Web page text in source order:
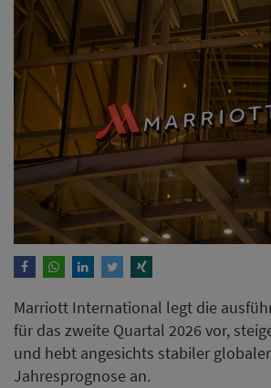
Marriott International legt die
für das zweite Quartal 2026 vor,
und hebt angesichts stabiler
Jahresprognose an.